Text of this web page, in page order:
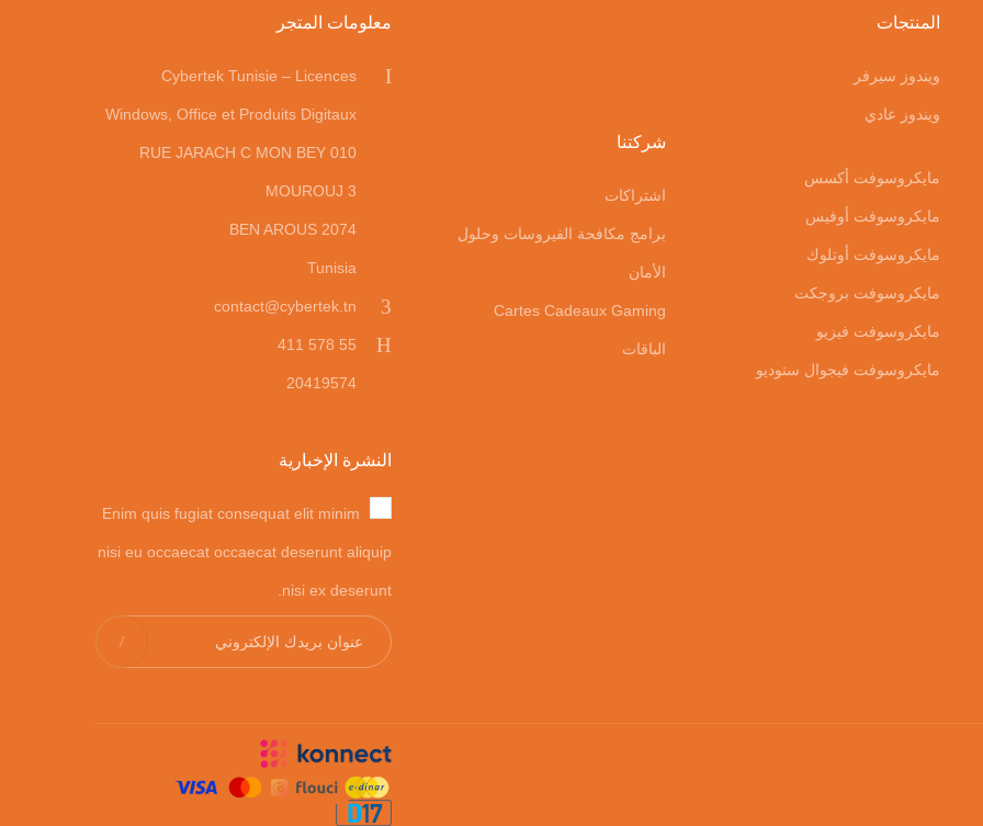
المنتجات
ويندوز سيرفر
ويندوز عادي
مايكروسوفت أكسس
مايكروسوفت أوفيس
مايكروسوفت أوتلوك
مايكروسوفت بروجكت
مايكروسوفت فيزيو
مايكروسوفت فيجوال ستوديو
شركتنا
اشتراكات
برامج مكافحة الفيروسات وحلول
الأمان
Cartes Cadeaux Gaming
الباقات
معلومات المتجر
Cybertek Tunisie – Licences
Windows, Office et Produits Digitaux
010 RUE JARACH C MON BEY
MOUROUJ 3
2074 BEN AROUS
Tunisia
contact@cybertek.tn
55 578 411
20419574
النشرة الإخبارية
Enim quis fugiat consequat elit minim
nisi eu occaecat occaecat deserunt aliquip
nisi ex deserunt.